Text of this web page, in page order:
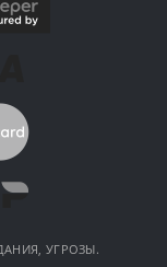
УГРОЗЫ.